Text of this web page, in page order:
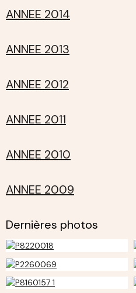
ANNEE 2014
ANNEE 2013
ANNEE 2012
ANNEE 2011
ANNEE 2010
ANNEE 2009
Dernières photos